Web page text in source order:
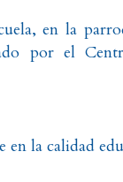
en la
por el
la calidad